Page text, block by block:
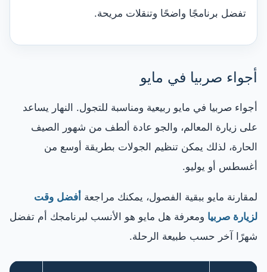
تفضل برنامجًا واضحًا وتنقلات مريحة.
أجواء صربيا في مايو
أجواء صربيا في مايو ربيعية ومناسبة للتجول. النهار يساعد
على زيارة المعالم، والجو عادة ألطف من شهور الصيف
الحارة، لذلك يمكن تنظيم الجولات بطريقة أوسع من
أغسطس أو يوليو.
لمقارنة مايو ببقية الفصول، يمكنك مراجعة أفضل وقت
لزيارة صربيا ومعرفة هل مايو هو الأنسب لبرنامجك أم تفضل
شهرًا آخر حسب طبيعة الرحلة.